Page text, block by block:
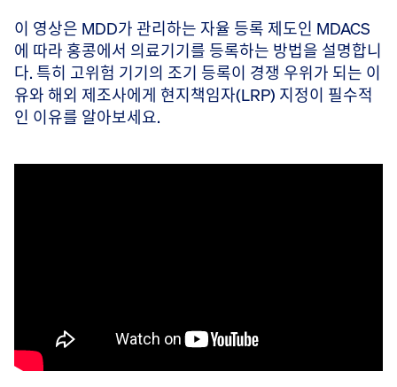
이 영상은 MDD가 관리하는 자율 등록 제도인 MDACS
에 따라 홍콩에서 의료기기를 등록하는 방법을 설명합니
다. 특히 고위험 기기의 조기 등록이 경쟁 우위가 되는 이
유와 해외 제조사에게 현지책임자(LRP) 지정이 필수적
인 이유를 알아보세요.